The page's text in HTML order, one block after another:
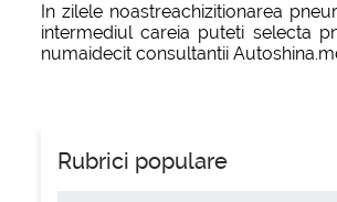
In zilele noastreachizitionarea
intermediul careia puteti selecta
numaidecit consultantii
Rubrici populare